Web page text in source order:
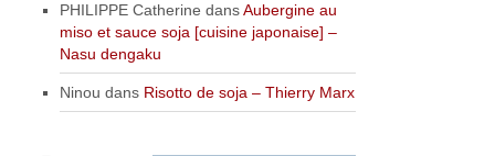
PHILIPPE Catherine dansAubergine au
miso et sauce soja [cuisine japonaise] –
Nasu dengaku
Ninou dans Risotto de soja – Thierry Marx